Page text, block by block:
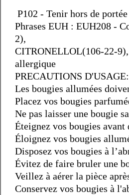
P102 - Tenir hors de
Phrases EUH : EUH208 -
2),
CITRONELLOL(106-22-
allergique
PRECAUTIONS D'USAGE:
Les bougies allumées
Placez vos bougies
Ne pas laisser une bougie
Éteignez vos bougies
Éloignez vos bougies
Disposez vos bougies à
Évitez de faire bruler une
Veillez à aérer la pièce
Conservez vos bougies à